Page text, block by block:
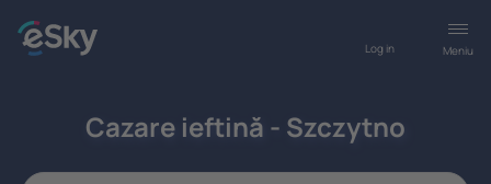
Meniu
Log in
Cazare ieftină - Szczytno